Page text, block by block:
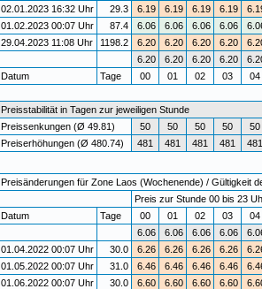
02.01.2023 16:32 Uhr
29.3 6.19 6.19 6.19 6.19
01.02.2023 00:07 Uhr
87.4 6.06 6.06 6.06 6.06
29.04.2023 11:08 Uhr
1198.2 6.20 6.20 6.20 6.20
6.20
6.20 6.20 6.20
Datum
Tage 00 01 02 03 04
Preisstabilität in Tagen zur jeweiligen Stunde
Preissenkungen (Ø 49.81)
50 50 50 50
50
Preiserhöhungen (Ø 480.74)
481 481 481 481 481
Preisänderungen für Zone Laos (Wochenende) / Gültigkeit
Preis zur Stunde 00 bis 23
Datum
Tage 00 01 02 03
6.06
6.06 6.06 6.06
01.04.2022 00:07 Uhr
30.0 6.26 6.26 6.26 6.26
01.05.2022 00:07 Uhr
31.0 6.46 6.46 6.46 6.46
01.06.2022 00:07 Uhr
30.0 6.60 6.60 6.60 6.60